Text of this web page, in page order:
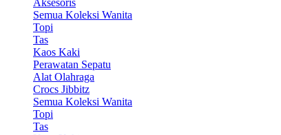
Semua Koleksi Wanita
Topi
Tas
Kaos Kaki
Perawatan Sepatu
Alat Olahraga
Crocs Jibbitz
Semua Koleksi Wanita
Topi
Tas